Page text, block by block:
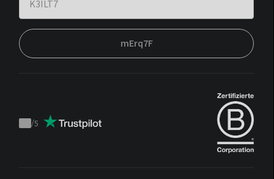
mErq7F
Trustpilot
/5